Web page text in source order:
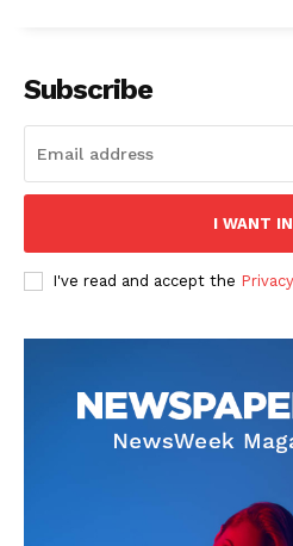
Subscribe
I WANT IN
I've read and accept the